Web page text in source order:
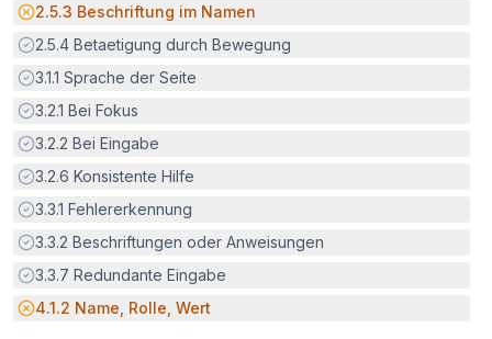
Potenzielle Barriere:
2.5.3 Beschriftung im Namen
Erfüllt:
2.5.4 Betaetigung durch Bewegung
Erfüllt:
3.1.1 Sprache der Seite
Erfüllt:
3.2.1 Bei Fokus
Erfüllt:
3.2.2 Bei Eingabe
Erfüllt:
3.2.6 Konsistente Hilfe
Erfüllt:
3.3.1 Fehlererkennung
Erfüllt:
3.3.2 Beschriftungen oder Anweisungen
Erfüllt:
3.3.7 Redundante Eingabe
Potenzielle Barriere:
4.1.2 Name, Rolle, Wert